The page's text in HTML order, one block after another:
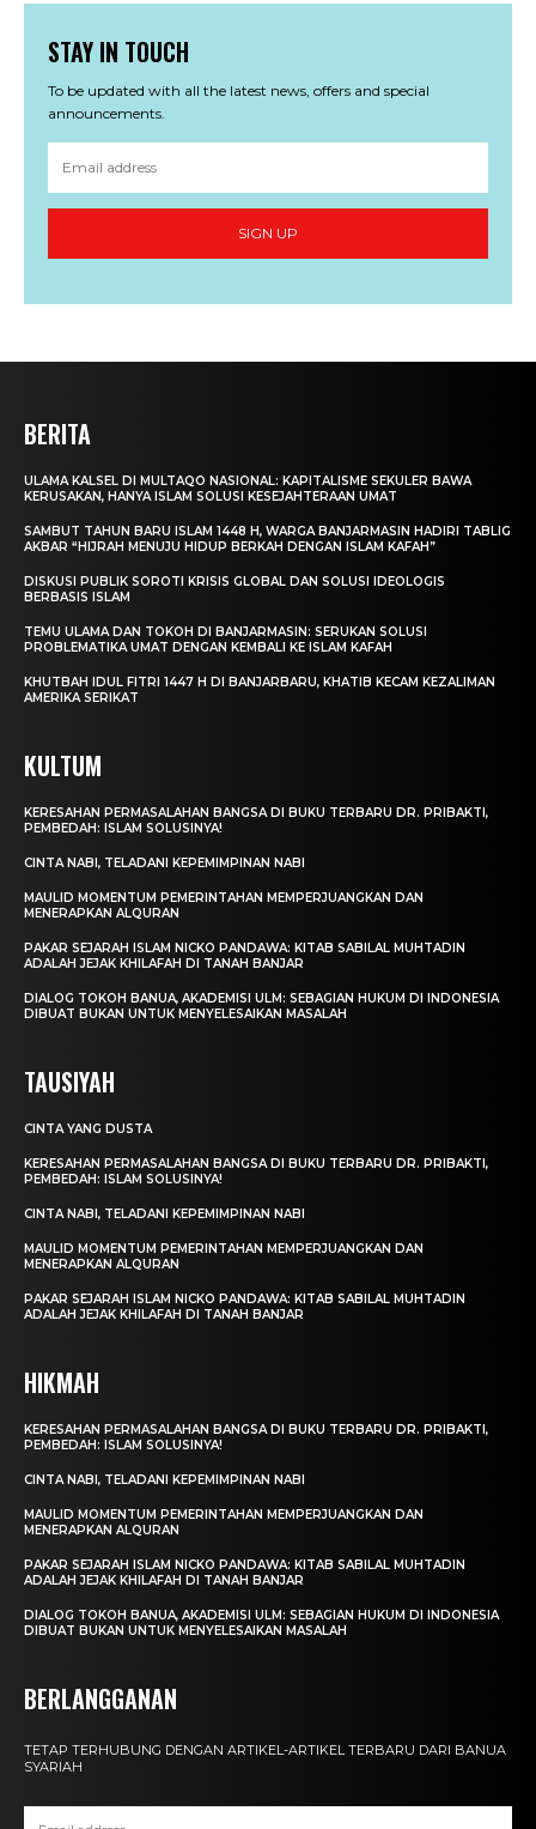
STAY IN TOUCH
To be updated with all the latest news, offers and special
announcements.
SIGN UP
BERITA
ULAMA KALSEL DI MULTAQO NASIONAL: KAPITALISME SEKULER BAWA
KERUSAKAN, HANYA ISLAM SOLUSI KESEJAHTERAAN UMAT
SAMBUT TAHUN BARU ISLAM 1448 H, WARGA BANJARMASIN HADIRI TABLIG
AKBAR “HIJRAH MENUJU HIDUP BERKAH DENGAN ISLAM KAFAH”
DISKUSI PUBLIK SOROTI KRISIS GLOBAL DAN SOLUSI IDEOLOGIS
BERBASIS ISLAM
TEMU ULAMA DAN TOKOH DI BANJARMASIN: SERUKAN SOLUSI
PROBLEMATIKA UMAT DENGAN KEMBALI KE ISLAM KAFAH
KHUTBAH IDUL FITRI 1447 H DI BANJARBARU, KHATIB KECAM KEZALIMAN
AMERIKA SERIKAT
KULTUM
KERESAHAN PERMASALAHAN BANGSA DI BUKU TERBARU DR. PRIBAKTI,
PEMBEDAH: ISLAM SOLUSINYA!
CINTA NABI, TELADANI KEPEMIMPINAN NABI
MAULID MOMENTUM PEMERINTAHAN MEMPERJUANGKAN DAN
MENERAPKAN ALQURAN
PAKAR SEJARAH ISLAM NICKO PANDAWA: KITAB SABILAL MUHTADIN
ADALAH JEJAK KHILAFAH DI TANAH BANJAR
DIALOG TOKOH BANUA, AKADEMISI ULM: SEBAGIAN HUKUM DI INDONESIA
DIBUAT BUKAN UNTUK MENYELESAIKAN MASALAH
TAUSIYAH
CINTA YANG DUSTA
KERESAHAN PERMASALAHAN BANGSA DI BUKU TERBARU DR. PRIBAKTI,
PEMBEDAH: ISLAM SOLUSINYA!
CINTA NABI, TELADANI KEPEMIMPINAN NABI
MAULID MOMENTUM PEMERINTAHAN MEMPERJUANGKAN DAN
MENERAPKAN ALQURAN
PAKAR SEJARAH ISLAM NICKO PANDAWA: KITAB SABILAL MUHTADIN
ADALAH JEJAK KHILAFAH DI TANAH BANJAR
HIKMAH
KERESAHAN PERMASALAHAN BANGSA DI BUKU TERBARU DR. PRIBAKTI,
PEMBEDAH: ISLAM SOLUSINYA!
CINTA NABI, TELADANI KEPEMIMPINAN NABI
MAULID MOMENTUM PEMERINTAHAN MEMPERJUANGKAN DAN
MENERAPKAN ALQURAN
PAKAR SEJARAH ISLAM NICKO PANDAWA: KITAB SABILAL MUHTADIN
ADALAH JEJAK KHILAFAH DI TANAH BANJAR
DIALOG TOKOH BANUA, AKADEMISI ULM: SEBAGIAN HUKUM DI INDONESIA
DIBUAT BUKAN UNTUK MENYELESAIKAN MASALAH
BERLANGGANAN
TETAP TERHUBUNG DENGAN ARTIKEL-ARTIKEL TERBARU DARI BANUA
SYARIAH